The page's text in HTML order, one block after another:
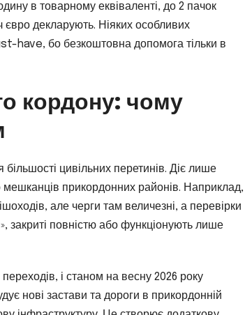
в товарному еквіваленті, до 2 пачок
євро декларують. Ніяких особливих
have, бо безкоштовна допомога тільки в
кордону: чому
цивільних перетинів. Діє лише
мешканців прикордонних районів. Наприклад,
але черги там величезні, а перевірки
закриті повністю або функціонують лише
і станом на весну 2026 року
нові застави та дороги в прикордонній